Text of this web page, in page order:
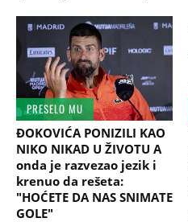
PRESELO MU
ĐOKOVIĆA PONIZILI KAO
NIKO NIKAD U ŽIVOTU A
onda je razvezao jezik i
krenuo da rešeta:
"HOĆETE DA NAS SNIMATE
GOLE"